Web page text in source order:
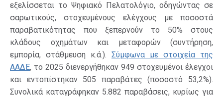
εξελίσσεται το Ψηφιακό Πελατολόγιο, οδηγώντας σε
σαρωτικούς, στοχευμένους ελέγχους με ποσοστά
παραβατικότητας που ξεπερνούν το 50% στους
κλάδους οχημάτων και μεταφορών (συντήρηση,
εμπορία, στάθμευση κ.ά.). Σύμφωνα με στοιχεία της
ΑΑΔΕ, το 2025 διενεργήθηκαν 949 στοχευμένοι έλεγχοι
και εντοπίστηκαν 505 παραβάτες (ποσοστό 53,2%).
Συνολικά καταγράφηκαν 5.882 παραβάσεις, κυρίως για